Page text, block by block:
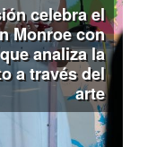
celebra el
Monroe con
analiza la
a través del
arte